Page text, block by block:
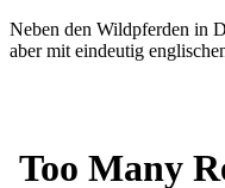
Neben den Wildpferden in
aber mit eindeutig